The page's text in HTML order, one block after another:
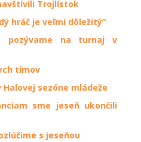
Trojlístok
hráč je veľmi dôležitý“
pozývame na turnaj v
tímov
sezóne mládeže
sme jeseň ukončili
s jeseňou